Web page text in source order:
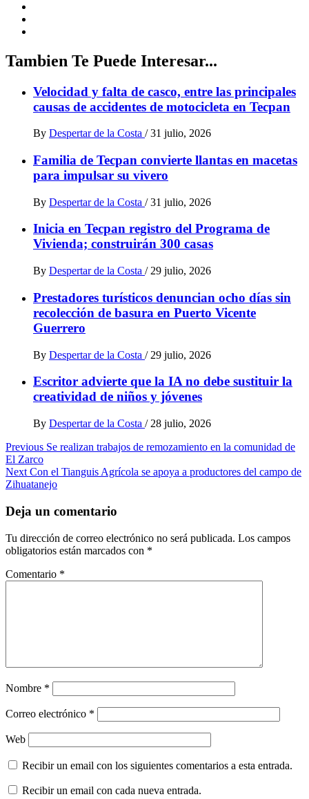
Tambien Te Puede Interesar...
Velocidad y falta de casco, entre las principales
causas de accidentes de motocicleta en Tecpan
By Despertar de la Costa / 31 julio, 2026
Familia de Tecpan convierte llantas en macetas
para impulsar su vivero
By Despertar de la Costa / 31 julio, 2026
Inicia en Tecpan registro del Programa de
Vivienda; construirán 300 casas
By Despertar de la Costa / 29 julio, 2026
Prestadores turísticos denuncian ocho días sin
recolección de basura en Puerto Vicente
Guerrero
By Despertar de la Costa / 29 julio, 2026
Escritor advierte que la IA no debe sustituir la
creatividad de niños y jóvenes
By Despertar de la Costa / 28 julio, 2026
Post
navigation
Previous Se realizan trabajos de remozamiento en la comunidad de
El Zarco
Next Con el Tianguis Agrícola se apoya a productores del campo de
Zihuatanejo
Deja un comentario
Tu dirección de correo electrónico no será publicada. Los campos
obligatorios están marcados con *
Comentario *
Nombre *
Correo electrónico *
Web
Recibir un email con los siguientes comentarios a esta entrada.
Recibir un email con cada nueva entrada.